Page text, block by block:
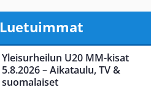
Luetuimmat
Yleisurheilun U20 MM-kisat
5.8.2026 – Aikataulu, TV &
suomalaiset